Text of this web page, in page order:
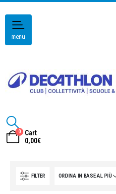
menu
0
Cart
0,00€
FILTER